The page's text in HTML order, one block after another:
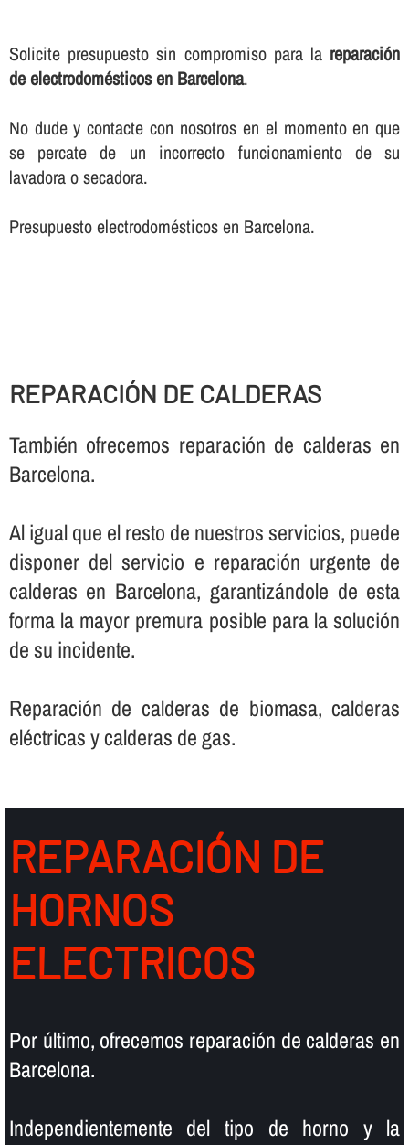
Solicite presupuesto sin compromiso para la reparación
de electrodomésticos en Barcelona.
No dude y contacte con nosotros en el momento en que
se percate de un incorrecto funcionamiento de su
lavadora o secadora.
Presupuesto electrodomésticos en Barcelona.
REPARACIÓN DE CALDERAS
También ofrecemos reparación de calderas en
Barcelona.
Al igual que el resto de nuestros servicios, puede
disponer del servicio e reparación urgente de
calderas en Barcelona, garantizándole de esta
forma la mayor premura posible para la solución
de su incidente.
Reparación de calderas de biomasa, calderas
eléctricas y calderas de gas.
REPARACIÓN DE
HORNOS
ELECTRICOS
Por último, ofrecemos reparación de calderas en
Barcelona.
Independientemente del tipo de horno y la